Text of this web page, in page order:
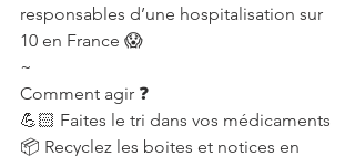
responsables d’une hospitalisation sur
10 en France 😱
~
Comment agir ❓
💪🏻 Faites le tri dans vos médicaments
📦 Recyclez les boites et notices en